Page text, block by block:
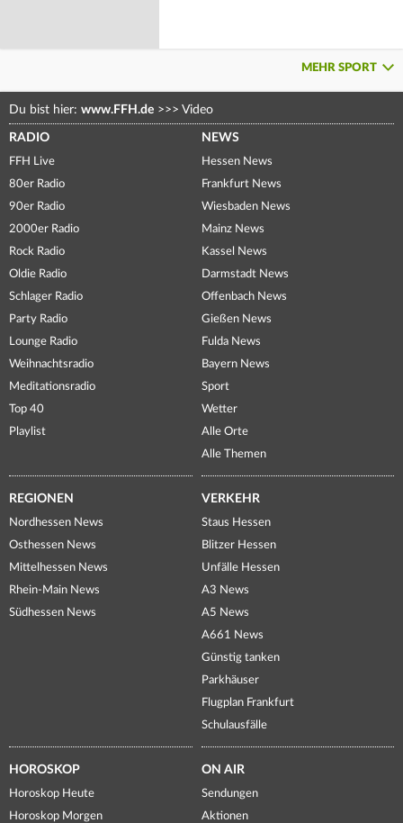
MEHR SPORT
Du bist hier: www.FFH.de >>> Video
RADIO
FFH Live
80er Radio
90er Radio
2000er Radio
Rock Radio
Oldie Radio
Schlager Radio
Party Radio
Lounge Radio
Weihnachtsradio
Meditationsradio
Top 40
Playlist
NEWS
Hessen News
Frankfurt News
Wiesbaden News
Mainz News
Kassel News
Darmstadt News
Offenbach News
Gießen News
Fulda News
Bayern News
Sport
Wetter
Alle Orte
Alle Themen
REGIONEN
Nordhessen News
Osthessen News
Mittelhessen News
Rhein-Main News
Südhessen News
VERKEHR
Staus Hessen
Blitzer Hessen
Unfälle Hessen
A3 News
A5 News
A661 News
Günstig tanken
Parkhäuser
Flugplan Frankfurt
Schulausfälle
HOROSKOP
Horoskop Heute
Horoskop Morgen
ON AIR
Sendungen
Aktionen